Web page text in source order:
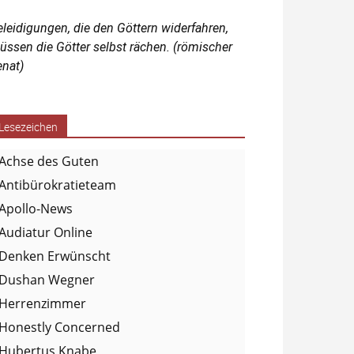
die den Göttern widerfahren,
die Götter selbst rächen. (römischer
Lesezeichen
des Guten
News
Online
Denken Erwünscht
Dushan Wegner
Herrenzimmer
Honestly Concerned